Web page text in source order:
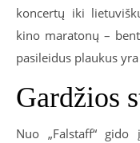
koncertų iki
kino maratonų –
pasileidus plaukus
Gardžios
Nuo „Falstaff“